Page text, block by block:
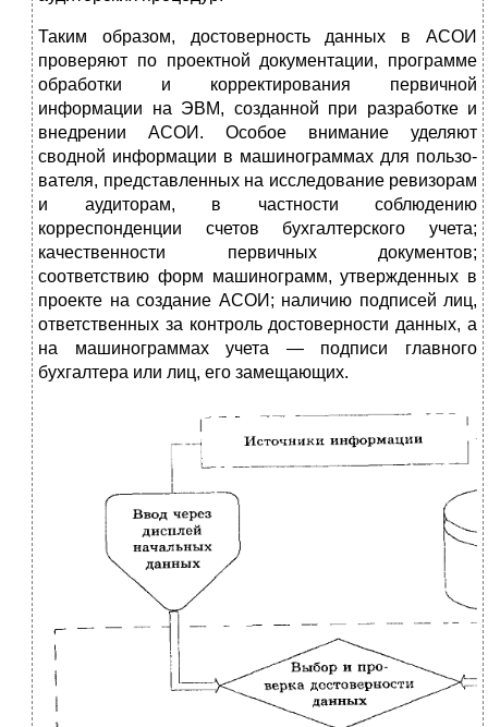
Таким образом, достоверность данных в АСОИ
проверя­ют по проектной документации, программе
обработки и корректирования первичной
информации на ЭВМ, создан­ной при разработке и
внедрении АСОИ. Особое внимание уделяют
сводной информации в машинограммах для пользо­
вателя, представленных на исследование ревизорам
и ауди­торам, в частности соблюдению
корреспонденции счетов бухгалтерского учета;
качественности первичных докумен­тов;
соответствию форм машинограмм, утвержденных в
проекте на создание АСОИ; наличию подписей лиц,
ответ­ственных за контроль достоверности данных, а
на машино­граммах учета — подписи главного
бухгалтера или лиц, его замещающих.